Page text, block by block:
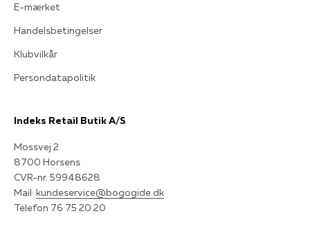
E-mærket
Handelsbetingelser
Klubvilkår
Persondatapolitik
Indeks Retail Butik A/S
Mossvej 2
8700 Horsens
CVR-nr. 59948628
Mail: kundeservice@bogogide.dk
Telefon 76 75 20 20